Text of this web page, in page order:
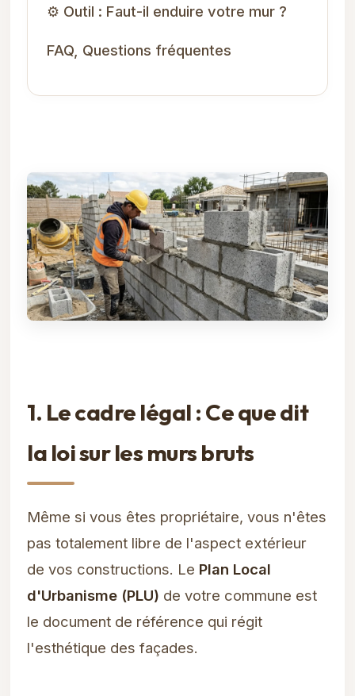
⚙️ Outil : Faut-il enduire votre mur ?
FAQ, Questions fréquentes
1. Le cadre légal : Ce que dit
la loi sur les murs bruts
Même si vous êtes propriétaire, vous n'êtes
pas totalement libre de l'aspect extérieur
de vos constructions. Le Plan Local
d'Urbanisme (PLU) de votre commune est
le document de référence qui régit
l'esthétique des façades.